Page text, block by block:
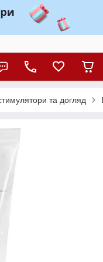
та догляд